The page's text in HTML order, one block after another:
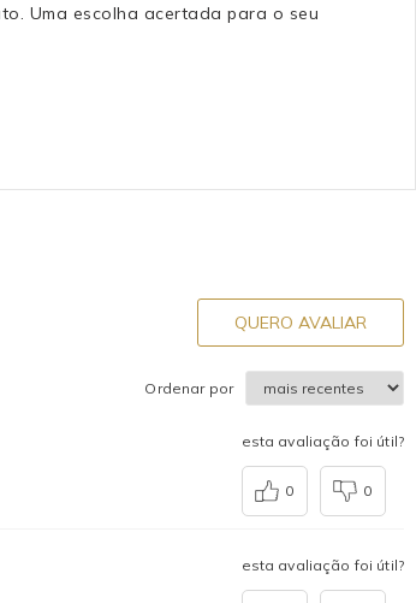
Uma escolha acertada para o seu
QUERO AVALIAR
Ordenar por
esta avaliação foi útil?
0 0
esta avaliação foi útil?